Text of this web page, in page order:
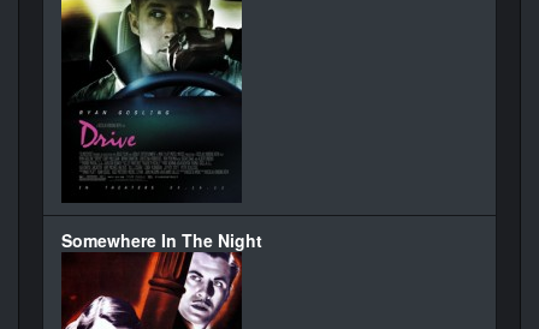
Somewhere In The Night